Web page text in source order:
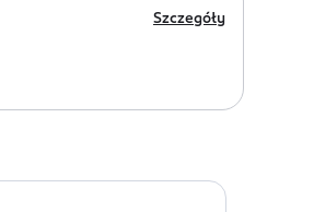
Szczegóły